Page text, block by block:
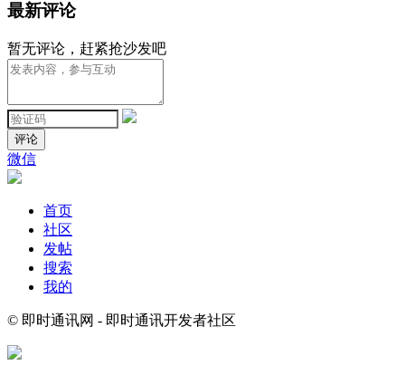
最新评论
暂无评论，赶紧抢沙发吧
评论
微信
首页
社区
发帖
搜索
我的
© 即时通讯网 - 即时通讯开发者社区